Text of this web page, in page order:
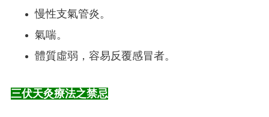
慢性支氣管炎。
氣喘。
體質虛弱，容易反覆感冒者。
三伏天灸療法之禁忌